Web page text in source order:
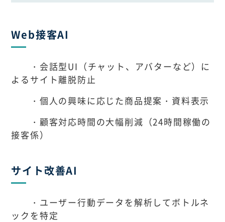
Web接客AI
・会話型UI（チャット、アバターなど）に
よるサイト離脱防止
・個人の興味に応じた商品提案・資料表示
・顧客対応時間の大幅削減（24時間稼働の
接客係）
サイト改善AI
・ユーザー行動データを解析してボトルネ
ックを特定